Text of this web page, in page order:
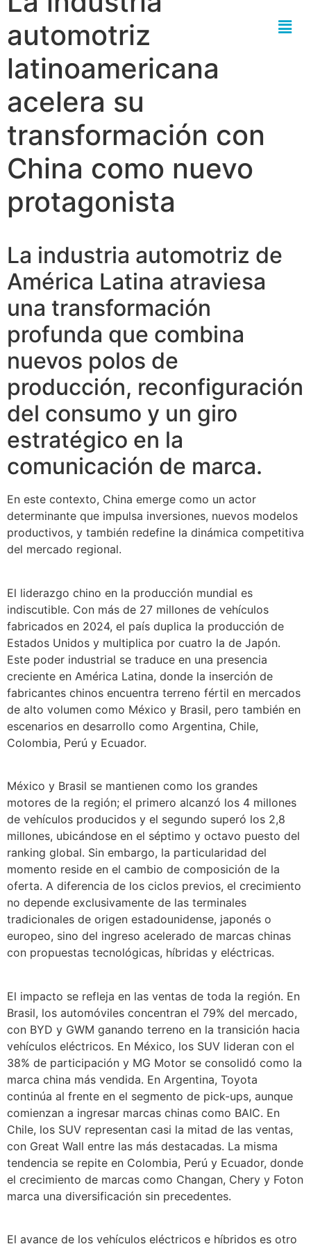
automotriz
latinoamericana
acelera su
transformación con
China como nuevo
protagonista
La industria automotriz de
América Latina atraviesa
una transformación
profunda que combina
nuevos polos de
producción, reconfiguración
del consumo y un giro
estratégico en la
comunicación de marca.
En este contexto, China emerge como un actor
determinante que impulsa inversiones, nuevos modelos
productivos, y también redefine la dinámica competitiva
del mercado regional.
El liderazgo chino en la producción mundial es
indiscutible. Con más de 27 millones de vehículos
fabricados en 2024, el país duplica la producción de
Estados Unidos y multiplica por cuatro la de Japón.
Este poder industrial se traduce en una presencia
creciente en América Latina, donde la inserción de
fabricantes chinos encuentra terreno fértil en mercados
de alto volumen como México y Brasil, pero también en
escenarios en desarrollo como Argentina, Chile,
Colombia, Perú y Ecuador.
México y Brasil se mantienen como los grandes
motores de la región; el primero alcanzó los 4 millones
de vehículos producidos y el segundo superó los 2,8
millones, ubicándose en el séptimo y octavo puesto del
ranking global. Sin embargo, la particularidad del
momento reside en el cambio de composición de la
oferta. A diferencia de los ciclos previos, el crecimiento
no depende exclusivamente de las terminales
tradicionales de origen estadounidense, japonés o
europeo, sino del ingreso acelerado de marcas chinas
con propuestas tecnológicas, híbridas y eléctricas.
El impacto se refleja en las ventas de toda la región. En
Brasil, los automóviles concentran el 79% del mercado,
con BYD y GWM ganando terreno en la transición hacia
vehículos eléctricos. En México, los SUV lideran con el
38% de participación y MG Motor se consolidó como la
marca china más vendida. En Argentina, Toyota
continúa al frente en el segmento de pick-ups, aunque
comienzan a ingresar marcas chinas como BAIC. En
Chile, los SUV representan casi la mitad de las ventas,
con Great Wall entre las más destacadas. La misma
tendencia se repite en Colombia, Perú y Ecuador, donde
el crecimiento de marcas como Changan, Chery y Foton
marca una diversificación sin precedentes.
El avance de los vehículos eléctricos e híbridos es otro